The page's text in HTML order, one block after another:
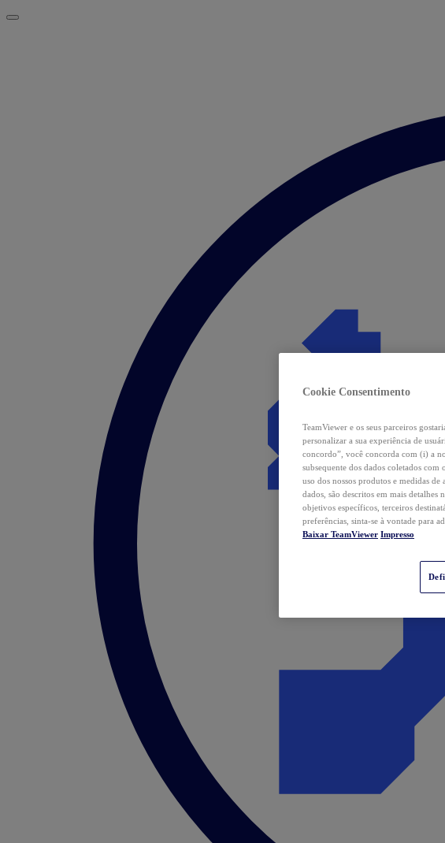
Cookie Consentimento
TeamViewer e os seus parceiros
personalizar a sua experiência de
concordo”, você concorda com (i) a
subsequente dos dados coletados
uso dos nossos produtos e medidas
dados, são descritos em mais detalhes
objetivos específicos, terceiros
preferências, sinta-se à vontade para
Baixar TeamViewer Impresso